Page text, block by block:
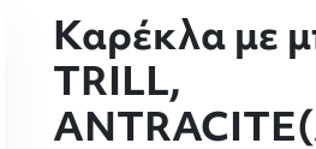
Καρέκλα με
TRILL,